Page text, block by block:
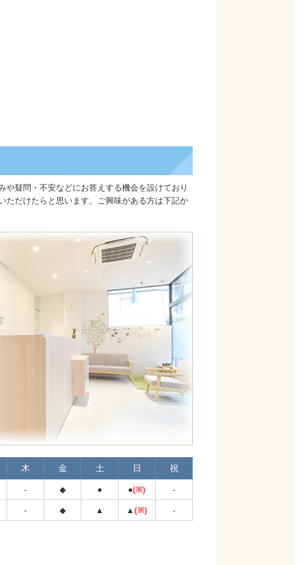
疑問・不安などにお答えする機会を設けており
ただけたらと思います。ご興味がある方は下記か
木 金 土 日 祝
- ◆ ● ●(※) -
- ◆ ▲ ▲(※) -